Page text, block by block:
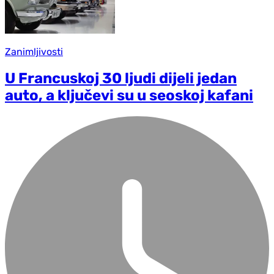
Zanimljivosti
U Francuskoj 30 ljudi dijeli jedan
auto, a ključevi su u seoskoj kafani